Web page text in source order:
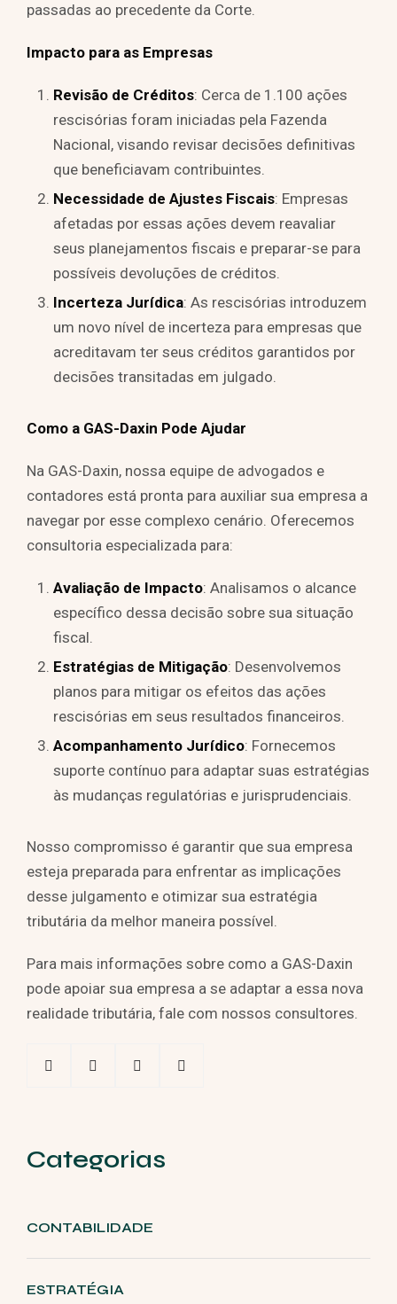
passadas ao precedente da Corte.
Impacto para as Empresas
Revisão de Créditos: Cerca de 1.100 ações
rescisórias foram iniciadas pela Fazenda
Nacional, visando revisar decisões definitivas
que beneficiavam contribuintes.
Necessidade de Ajustes Fiscais: Empresas
afetadas por essas ações devem reavaliar
seus planejamentos fiscais e preparar-se para
possíveis devoluções de créditos.
Incerteza Jurídica: As rescisórias introduzem
um novo nível de incerteza para empresas que
acreditavam ter seus créditos garantidos por
decisões transitadas em julgado.
Como a GAS-Daxin Pode Ajudar
Na GAS-Daxin, nossa equipe de advogados e
contadores está pronta para auxiliar sua empresa a
navegar por esse complexo cenário. Oferecemos
consultoria especializada para:
Avaliação de Impacto: Analisamos o alcance
específico dessa decisão sobre sua situação
fiscal.
Estratégias de Mitigação: Desenvolvemos
planos para mitigar os efeitos das ações
rescisórias em seus resultados financeiros.
Acompanhamento Jurídico: Fornecemos
suporte contínuo para adaptar suas estratégias
às mudanças regulatórias e jurisprudenciais.
Nosso compromisso é garantir que sua empresa
esteja preparada para enfrentar as implicações
desse julgamento e otimizar sua estratégia
tributária da melhor maneira possível.
Para mais informações sobre como a GAS-Daxin
pode apoiar sua empresa a se adaptar a essa nova
realidade tributária, fale com nossos consultores.
Categorias
CONTABILIDADE
ESTRATÉGIA